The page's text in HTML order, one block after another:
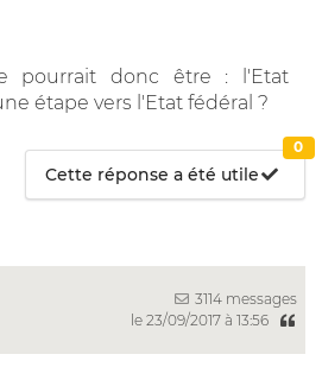
pourrait donc être : l'Etat
étape vers l'Etat fédéral ?
Cette réponse a été utile
0
3114 messages
le 23/09/2017 à 13:56